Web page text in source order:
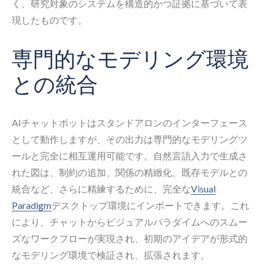
く、研究対象のシステムを構造的かつ証拠に基づいて表
現したものです。
専門的なモデリング環境
との統合
AIチャットボットはスタンドアロンのインターフェース
として動作しますが、その出力は専門的なモデリングツ
ールと完全に相互運用可能です。自然言語入力で生成さ
れた図は、制約の追加、関係の精緻化、既存モデルとの
統合など、さらに精練するために、完全なVisual
Paradigmデスクトップ環境にインポートできます。これ
により、チャットからビジュアルパラダイムへのスムー
ズなワークフローが実現され、初期のアイデアが形式的
なモデリング環境で検証され、拡張されます。